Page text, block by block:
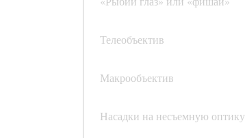
Телеобъектив
Макрообъектив
Насадки на несъемную оптику